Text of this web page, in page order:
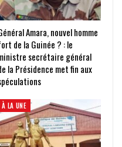
Amara, nouvel homme
de la Guinée ? : le
secrétaire général
la Présidence met fin aux
À LA UNE